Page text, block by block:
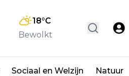
18°C
Bewolkt
Sociaal en Welzijn Natuur